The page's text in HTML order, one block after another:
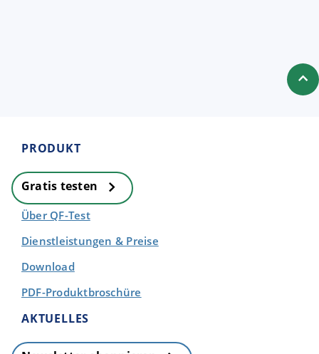
PRODUKT
Gratis testen
Über QF-Test
Dienstleistungen & Preise
Download
PDF-Produktbroschüre
AKTUELLES